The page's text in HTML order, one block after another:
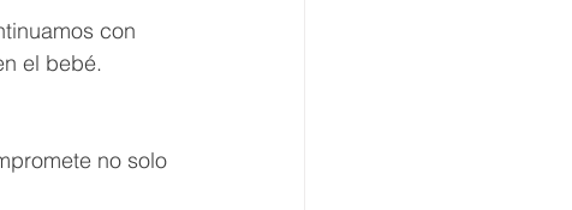
con
el bebé.
no solo